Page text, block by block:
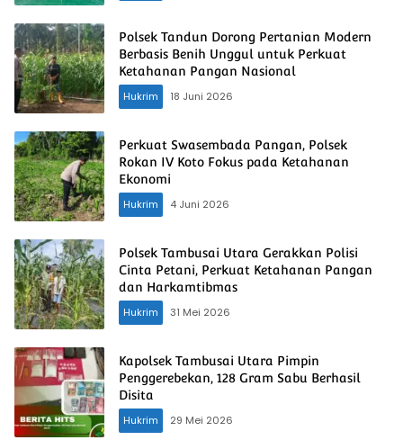
Polsek Tandun Dorong Pertanian Modern
Berbasis Benih Unggul untuk Perkuat
Ketahanan Pangan Nasional
Hukrim
18 Juni 2026
Perkuat Swasembada Pangan, Polsek
Rokan IV Koto Fokus pada Ketahanan
Ekonomi
Hukrim
4 Juni 2026
Polsek Tambusai Utara Gerakkan Polisi
Cinta Petani, Perkuat Ketahanan Pangan
dan Harkamtibmas
Hukrim
31 Mei 2026
Kapolsek Tambusai Utara Pimpin
Penggerebekan, 128 Gram Sabu Berhasil
Disita
Hukrim
29 Mei 2026